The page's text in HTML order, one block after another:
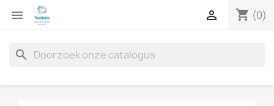
 shopping_cart (0)

search